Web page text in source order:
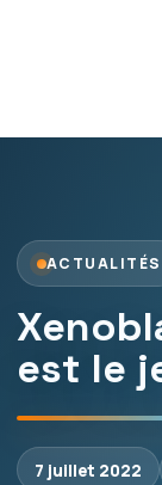
ACTUALITÉS
est le
7 juillet 2022